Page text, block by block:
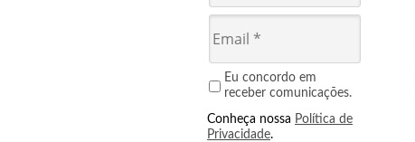
Eu concordo em
receber comunicações.
Conheça nossa Política de
Privacidade.